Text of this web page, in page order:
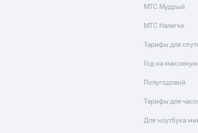
МТС Мудрый
МТС Налегке
Тарифы для
Год на
Полугодовой
Тарифы для
Для ноутбука